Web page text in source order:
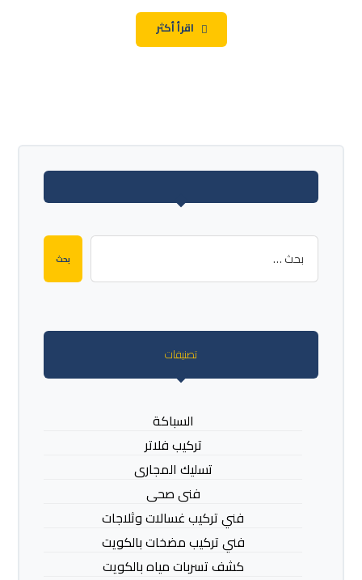
اقرأ أكثر
بحث
تصنيفات
السباكة
تركيب فلاتر
تسليك المجارى
فنى صحى
فني تركيب غسالات وثلاجات
فني تركيب مضخات بالكويت
كشف تسربات مياه بالكويت